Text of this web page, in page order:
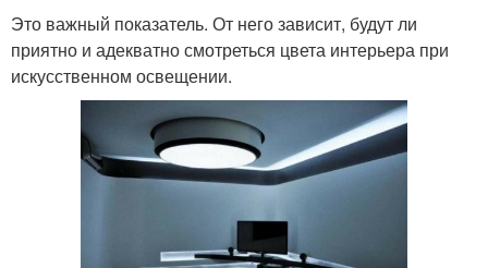
Это важный показатель. От него зависит, будут ли
приятно и адекватно смотреться цвета интерьера при
искусственном освещении.